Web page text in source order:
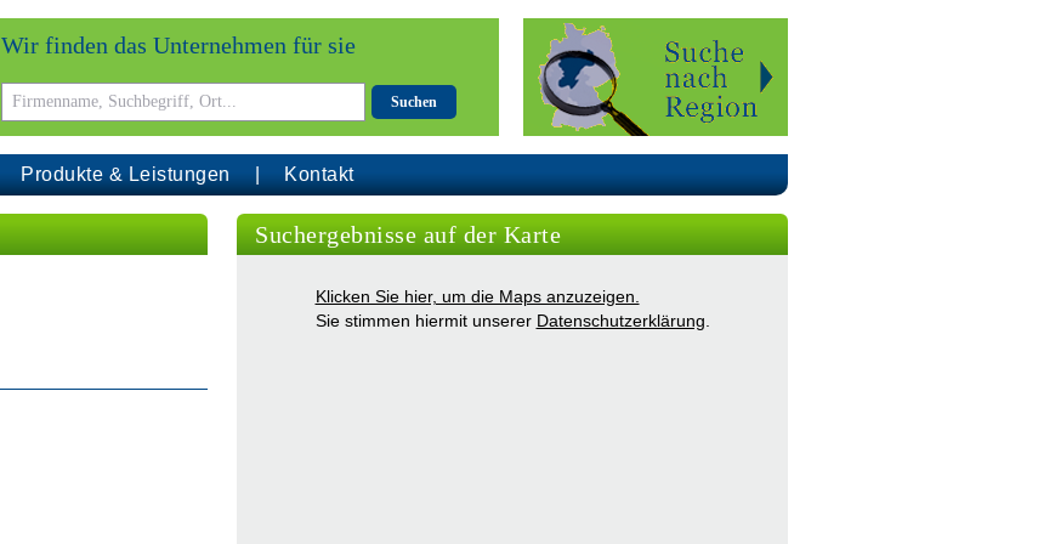
Wir finden das Unternehmen für sie
Suchen
Produkte & Leistungen Kontakt
Suchergebnisse auf der Karte
Klicken Sie hier, um die Maps anzuzeigen.
Sie stimmen hiermit unserer Datenschutzerklärung